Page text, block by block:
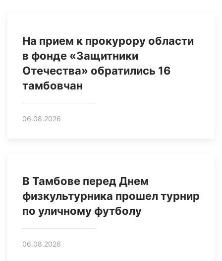
На прием к прокурору области
в фонде «Защитники
Отечества» обратились 16
тамбовчан
06.08.2026
В Тамбове перед Днем
физкультурника прошел турнир
по уличному футболу
06.08.2026